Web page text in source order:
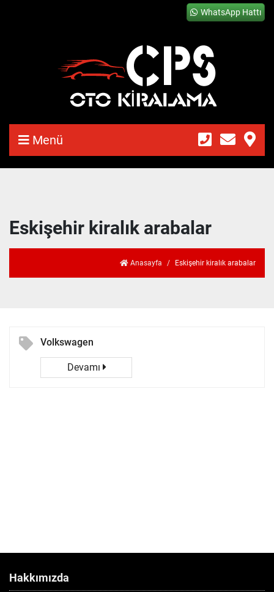
WhatsApp Hattı
Menü
Eskişehir kiralık arabalar
Anasayfa Eskişehir kiralık arabalar
Volkswagen
Devamı
Hakkımızda